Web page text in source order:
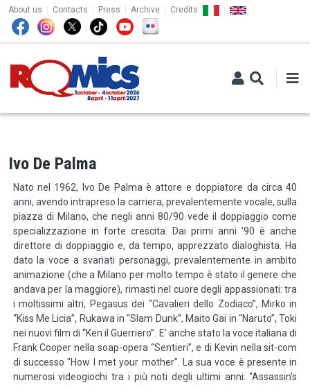
Skip to main content
TOP MENU
About us Contacts Press Archive Credits
Ivo De Palma
Nato nel 1962, Ivo De Palma è attore e doppiatore da circa 40
anni, avendo intrapreso la carriera, prevalentemente vocale, sulla
piazza di Milano, che negli anni 80/90 vede il doppiaggio come
specializzazione in forte crescita. Dai primi anni '90 è anche
direttore di doppiaggio e, da tempo, apprezzato dialoghista. Ha
dato la voce a svariati personaggi, prevalentemente in ambito
animazione (che a Milano per molto tempo è stato il genere che
andava per la maggiore), rimasti nel cuore degli appassionati: tra
i moltissimi altri, Pegasus dei “Cavalieri dello Zodiaco”, Mirko in
“Kiss Me Licia”, Rukawa in “Slam Dunk”, Maito Gai in “Naruto”, Toki
nei nuovi film di “Ken il Guerriero”. E' anche stato la voce italiana di
Frank Cooper nella soap-opera “Sentieri”, e di Kevin nella sit-com
di successo "How I met your mother". La sua voce è presente in
numerosi videogiochi tra i più noti degli ultimi anni: “Assassin's